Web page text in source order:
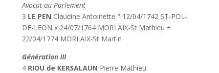
Avocat au Parlement
3 LE PEN Claudine Antoinette ° 12/04/1742 ST-POL-
DE-LEON x 24/07/1764 MORLAIX-St Mathieu +
22/04/1774 MORLAIX-St Martin
Génération III
4 RIOU de KERSALAUN Pierre Mathieu